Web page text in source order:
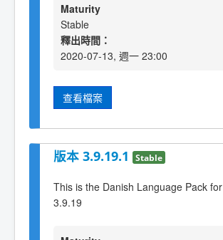
Maturity
Stable
釋出時間：
2020-07-13, 週一 23:00
查看檔案
版本 3.9.19.1 Stable
This is the Danish Language Pack
3.9.19